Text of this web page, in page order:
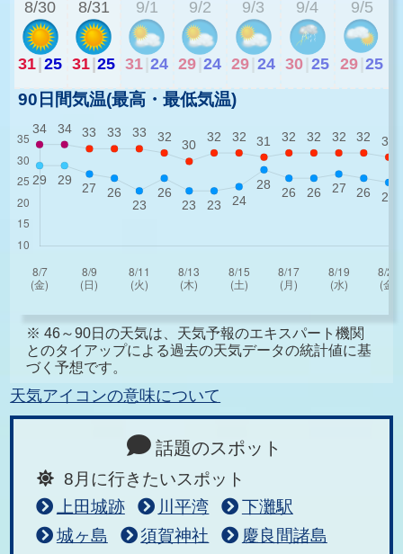
8/30
31|25
8/31
31|25
9/1
31 24
9/2
29 24
9/3
29 24
9/4
30 25
9/5
29 25
90日間気温(最高・最低気温)
※ 46～90日の天気は、天気予報のエキスパート機関
とのタイアップによる過去の天気データの統計値に基
づく予想です。
天気アイコンの意味について
話題のスポット
8月に行きたいスポット
上田城跡
川平湾
下灘駅
城ヶ島
須賀神社
慶良間諸島